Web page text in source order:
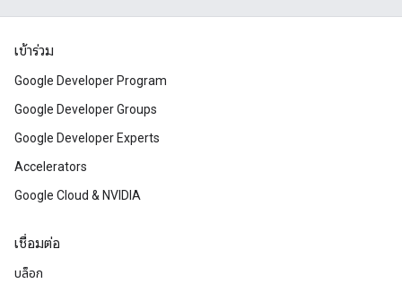
เข้าร่วม
Google Developer Program
Google Developer Groups
Google Developer Experts
Accelerators
Google Cloud & NVIDIA
เชื่อมต่อ
บล็อก